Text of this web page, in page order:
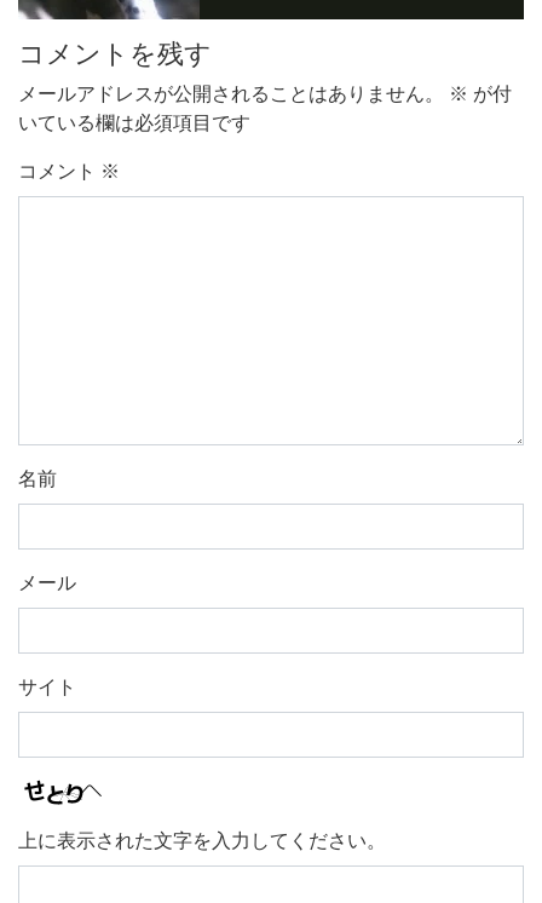
コメントを残す
メールアドレスが公開されることはありません。 ※ が付
いている欄は必須項目です
コメント ※
名前
メール
サイト
上に表示された文字を入力してください。